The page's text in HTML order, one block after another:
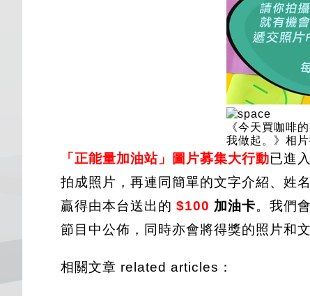
《今天買咖啡
我做起。》相
「正能量加油站」圖片募集大行動已進
拍成照片，再連同簡單的文字介紹、姓
贏得由本台送出的 $100 加油卡。我們
節目中公佈，同時亦會將得獎的照片和
相關文章 related articles：